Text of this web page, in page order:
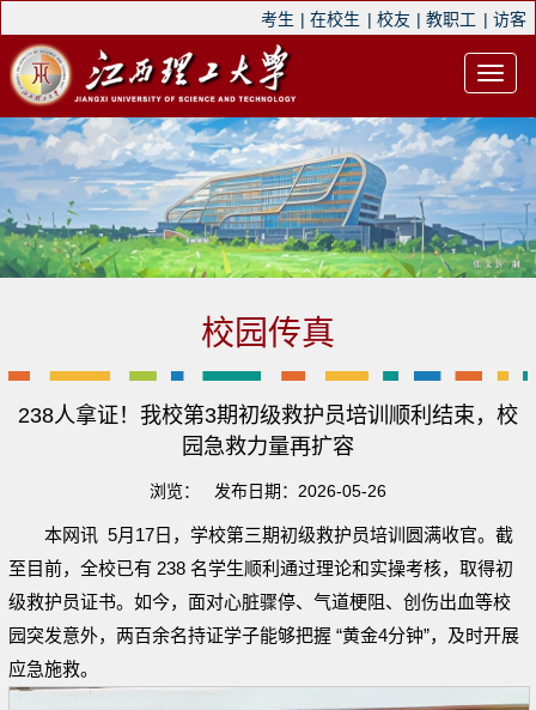
考生 | 在校生 | 校友 | 教职工 | 访客
校园传真
238人拿证！我校第3期初级救护员培训顺利结束，校
园急救力量再扩容
浏览： 发布日期：2026-05-26
本网讯 5月17日，学校第三期初级救护员培训圆满收官。截
至目前，全校已有 238 名学生顺利通过理论和实操考核，取得初
级救护员证书。如今，面对心脏骤停、气道梗阻、创伤出血等校
园突发意外，两百余名持证学子能够把握 “黄金4分钟”，及时开展
应急施救。